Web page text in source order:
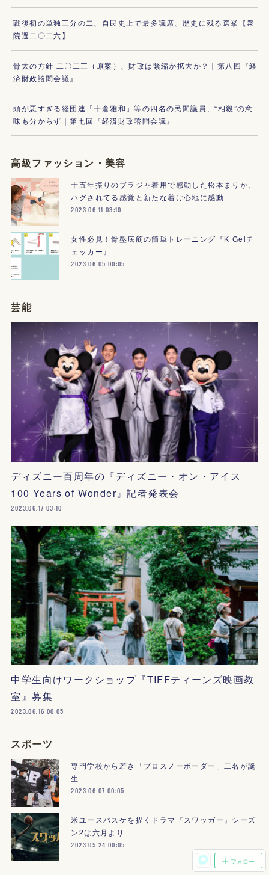
戦後初の単独三分の二、自民史上で最多議席、歴史に残る選挙【衆
院選二〇二六】
骨太の方針 二〇二三（原案）、財政は緊縮か拡大か？｜第八回『経
済財政諮問会議』
頭が悪すぎる経団連「十倉雅和」等の四名の民間議員、“相殺”の意
味も分からず｜第七回『経済財政諮問会議』
高級ファッション・美容
十五年振りのブラジャ着用で感動した松本まりか、
ハグされてる感覚と新たな着け心地に感動
2023.06.11 03:10
女性必見！骨盤底筋の簡単トレーニング『K Gelチ
ェッカー』
2023.06.05 00:05
芸能
ディズニー百周年の『ディズニー・オン・アイス
100 Years of Wonder』記者発表会
2023.06.17 03:10
中学生向けワークショップ『TIFFティーンズ映画教
室』募集
2023.06.16 00:05
スポーツ
専門学校から若き「プロスノーボーダー」二名が誕
生
2023.06.07 00:05
米ユースバスケを描くドラマ『スワッガー』シーズ
ン2は六月より
2023.05.24 00:05
フォロー